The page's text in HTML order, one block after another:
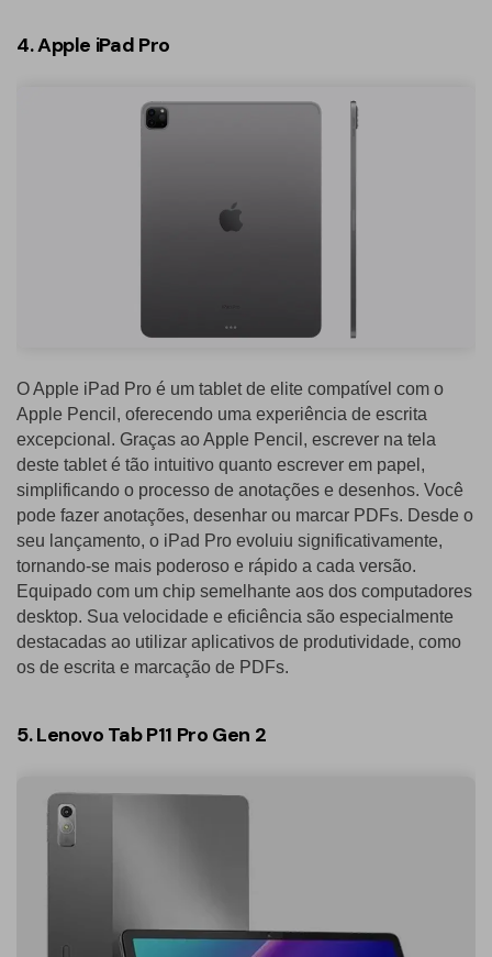
4. Apple iPad Pro
O Apple iPad Pro é um tablet de elite compatível com o
Apple Pencil, oferecendo uma experiência de escrita
excepcional. Graças ao Apple Pencil, escrever na tela
deste tablet é tão intuitivo quanto escrever em papel,
simplificando o processo de anotações e desenhos. Você
pode fazer anotações, desenhar ou marcar PDFs. Desde o
seu lançamento, o iPad Pro evoluiu significativamente,
tornando-se mais poderoso e rápido a cada versão.
Equipado com um chip semelhante aos dos computadores
desktop. Sua velocidade e eficiência são especialmente
destacadas ao utilizar aplicativos de produtividade, como
os de escrita e marcação de PDFs.
5. Lenovo Tab P11 Pro Gen 2